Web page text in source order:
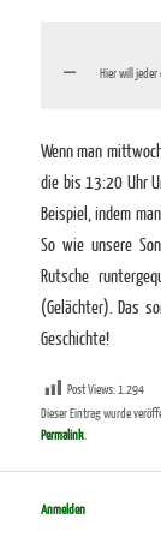
Hier will jeder
Wenn man
die bis 13:20 Uhr
Beispiel, indem
So wie unsere
Rutsche
(Gelächter). Das
Geschichte!
Post Views:1.294
Dieser Eintrag wurde
Permalink
Anmelden